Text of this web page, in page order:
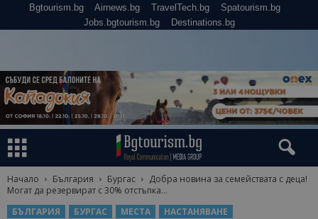
Bgtourism.bg Airnews.bg TravelTech.bg
Spatourism.bg
Jobs.bgtourism.bg
Destinations.bg
Начало България Бургас
Добра новина за семействата с деца!
Могат да резервират с 30% отстъпка...
БЪЛГАРИЯ
БУРГАС МЕСТА НАСТАНЯВАНЕ